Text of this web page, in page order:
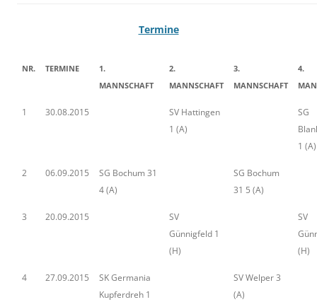
Termine
NR. TERMINE
1.
MANNSCHAFT
2.
MANNSCHAFT
3.
MANNSCHAFT
4.
1 30.08.2015
SV Hattingen
1 (A)
SG
1 (A)
2 06.09.2015
SG Bochum 31
4 (A)
SG Bochum
31 5 (A)
3 20.09.2015
SV
Günnigfeld 1
(H)
SV
(H)
4 27.09.2015
SK Germania
Kupferdreh 1
SV Welper 3
(A)